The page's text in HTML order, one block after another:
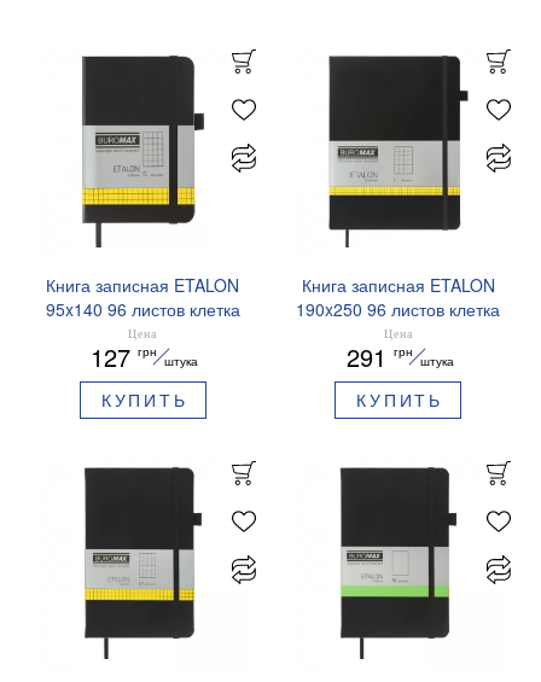
Книга записная ETALON
95x140 96 листов клетка
BUROMAX BM.296160
Цена
127 грн
штука
КУПИТЬ
Книга записная ETALON
190x250 96 листов клетка
BUROMAX BM.292160
Цена
291 грн
штука
КУПИТЬ